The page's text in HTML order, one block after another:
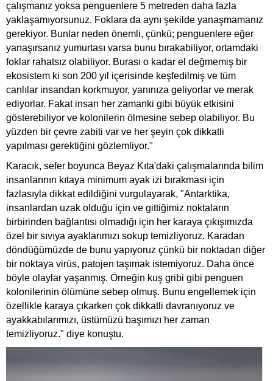
çalışmanız yoksa penguenlere 5 metreden daha fazla
yaklaşamıyorsunuz. Foklara da aynı şekilde yanaşmamanız
gerekiyor. Bunlar neden önemli, çünkü; penguenlere eğer
yanaşırsanız yumurtası varsa bunu bırakabiliyor, ortamdaki
foklar rahatsız olabiliyor. Burası o kadar el değmemiş bir
ekosistem ki son 200 yıl içerisinde keşfedilmiş ve tüm
canlılar insandan korkmuyor, yanınıza geliyorlar ve merak
ediyorlar. Fakat insan her zamanki gibi büyük etkisini
gösterebiliyor ve kolonilerin ölmesine sebep olabiliyor. Bu
yüzden bir çevre zabiti var ve her şeyin çok dikkatli
yapılması gerektiğini gözlemliyor."
Karacık, sefer boyunca Beyaz Kıta'daki çalışmalarında bilim
insanlarının kıtaya minimum ayak izi bırakması için
fazlasıyla dikkat edildiğini vurgulayarak, "Antarktika,
insanlardan uzak olduğu için ve gittiğimiz noktaların
birbirinden bağlantısı olmadığı için her karaya çıkışımızda
özel bir sıvıya ayaklarımızı sokup temizliyoruz. Karadan
döndüğümüzde de bunu yapıyoruz çünkü bir noktadan diğer
bir noktaya virüs, patojen taşımak istemiyoruz. Daha önce
böyle olaylar yaşanmış. Örneğin kuş gribi gibi penguen
kolonilerinin ölümüne sebep olmuş. Bunu engellemek için
özellikle karaya çıkarken çok dikkatli davranıyoruz ve
ayakkabılarımızı, üstümüzü başımızı her zaman
temizliyoruz." diye konuştu.